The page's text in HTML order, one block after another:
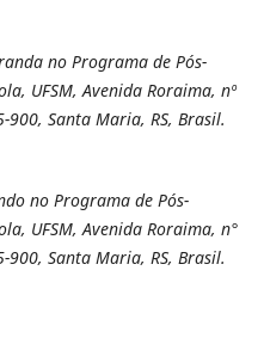
no Programa de Pós-
UFSM, Avenida Roraima, nº
900, Santa Maria, RS, Brasil.
no Programa de Pós-
UFSM, Avenida Roraima, n°
900, Santa Maria, RS, Brasil.